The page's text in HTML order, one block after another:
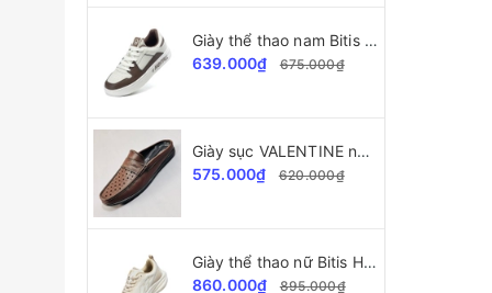
Giày thể thao nam Bitis Helio Teen BSB007402
639.000₫
675.000₫
Giày sục VALENTINE nam VLT38445 da bò cao cấp
575.000₫
620.000₫
Giày thể thao nữ Bitis Hunter Core Flash HSW010800
860.000₫
895.000₫